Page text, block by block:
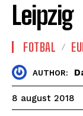
Leipzig
FOTBAL
AUTHOR:
8 august 2018